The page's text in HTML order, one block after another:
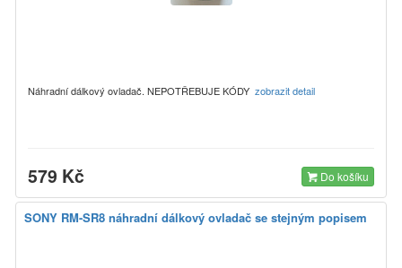
Náhradní dálkový ovladač. NEPOTŘEBUJE KÓDY zobrazit detail
579 Kč Do košíku
SONY RM-SR8 náhradní dálkový ovladač se stejným popisem